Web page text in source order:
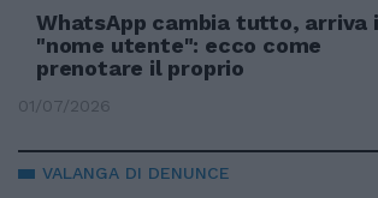
WhatsApp cambia tutto, arriva
"nome utente": ecco come
prenotare il proprio
01/07/2026
VALANGA DI DENUNCE